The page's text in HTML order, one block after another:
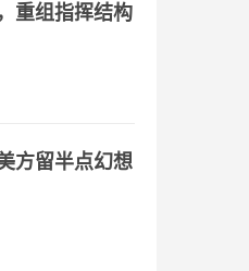
重组指挥结构
方留半点幻想